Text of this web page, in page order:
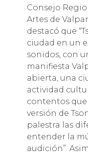
Consejo
Artes de
destacó que
ciudad en un
sonidos, con
manifiesta
abierta, una
actividad
contentos que
versión de
palestra las
entender la
audición”.